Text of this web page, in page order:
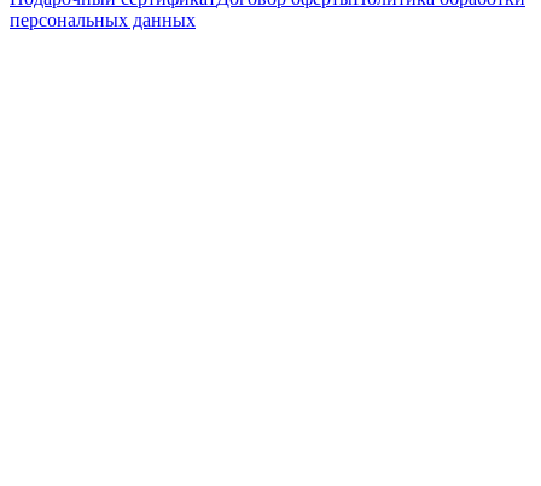
персональных данных